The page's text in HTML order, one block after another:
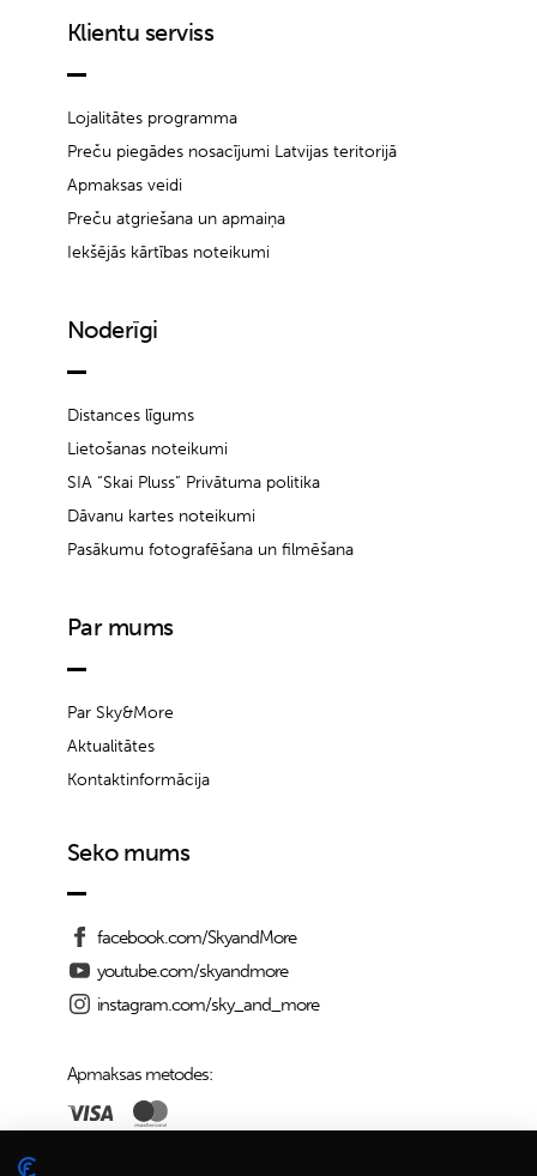
Klientu serviss
Lojalitātes programma
Preču piegādes nosacījumi Latvijas teritorijā
Apmaksas veidi
Preču atgriešana un apmaiņa
Iekšējās kārtības noteikumi
Noderīgi
Distances līgums
Lietošanas noteikumi
SIA “Skai Pluss” Privātuma politika
Dāvanu kartes noteikumi
Pasākumu fotografēšana un filmēšana
Par mums
Par Sky&More
Aktualitātes
Kontaktinformācija
Seko mums
facebook.com/SkyandMore
youtube.com/skyandmore
instagram.com/sky_and_more
Apmaksas metodes: